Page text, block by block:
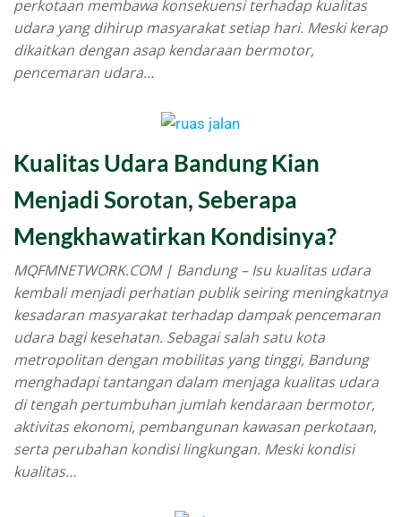
perkotaan membawa konsekuensi terhadap kualitas
udara yang dihirup masyarakat setiap hari. Meski kerap
dikaitkan dengan asap kendaraan bermotor,
pencemaran udara…
Kualitas Udara Bandung Kian
Menjadi Sorotan, Seberapa
Mengkhawatirkan Kondisinya?
MQFMNETWORK.COM | Bandung – Isu kualitas udara
kembali menjadi perhatian publik seiring meningkatnya
kesadaran masyarakat terhadap dampak pencemaran
udara bagi kesehatan. Sebagai salah satu kota
metropolitan dengan mobilitas yang tinggi, Bandung
menghadapi tantangan dalam menjaga kualitas udara
di tengah pertumbuhan jumlah kendaraan bermotor,
aktivitas ekonomi, pembangunan kawasan perkotaan,
serta perubahan kondisi lingkungan. Meski kondisi
kualitas…